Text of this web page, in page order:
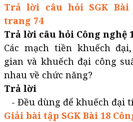
Trả lời câu hỏi SGK Bài
trang 74
Trả lời câu hỏi Công nghệ
Các mạch tiền khuếch
gian và khuếch đại công
nhau về chức năng?
Trả lời
- Đều dùng để khuếch đại
Giải bài tập SGK Bài 18